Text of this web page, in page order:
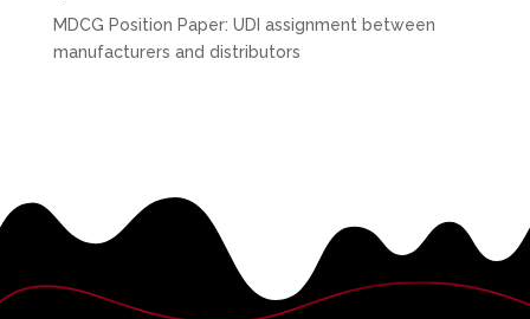
MDCG Position Paper: UDI assignment between
manufacturers and distributors